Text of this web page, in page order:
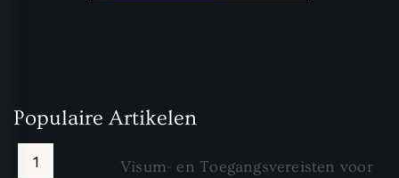
Populaire Artikelen
Visum- en Toegangsvereisten voor